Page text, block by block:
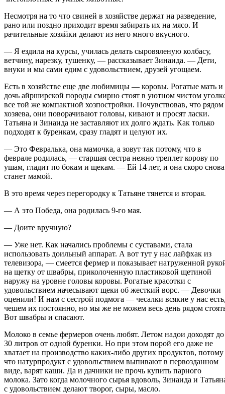
Несмотря на то что свиней в хозяйстве держат на разведение,
рано или поздно приходит время забирать их на мясо. И
рачительные хозяйки делают из него много вкусного.
— Я ездила на курсы, училась делать сыровяленую колбасу,
ветчину, нарезку, тушенку, — рассказывает Зинаида. — Дети,
внуки и мы сами едим с удовольствием, друзей угощаем.
Есть в хозяйстве еще две любимицы — коровы. Рогатые мать и
дочь айрширской породы смирно стоят в уютном чистом
все той же компактной хозпостройки. Почувствовав, что рядом
хозяева, они поворачивают головы, кивают и просят ласки.
Татьяна и Зинаида не заставляют их долго ждать. Как только
подходят к буренкам, сразу гладят и целуют их.
— Это Февралька, она мамочка, а зовут так потому, что в
феврале родилась, — старшая сестра нежно треплет корову по
ушам, гладит по бокам и щекам. — Ей 14 лет, и она скоро снова
станет мамой.
В это время через перегородку к Татьяне тянется и вторая.
— А это Победа, она родилась 9-го мая.
— Доите вручную?
— Уже нет. Как начались проблемы с суставами, стала
использовать доильный аппарат. А вот тут у нас лайфхак из
телевизора, — смеется фермер и показывает натруженной
на щетку от швабры, приколоченную пластиковой щетиной
наружу на уровне головы коровы. Рогатые красотки с
удовольствием начесывают щеки об жесткий ворс. — Девочки
оценили! И нам с сестрой подмога — чесалки всякие у нас
чешем их постоянно, но мы же не можем весь день рядом
Вот швабры и спасают.
Молоко в семье фермеров очень любят. Летом надои доходят до
30 литров от одной буренки. Но при этом порой его даже не
хватает на производство каких-либо других продуктов, потому
что натурпродукт с удовольствием выпивают в первозданном
виде, варят каши. Да и дачники не прочь купить парного
молока. Зато когда молочного сырья вдоволь, Зинаида и
с удовольствием делают творог, сыры, масло.